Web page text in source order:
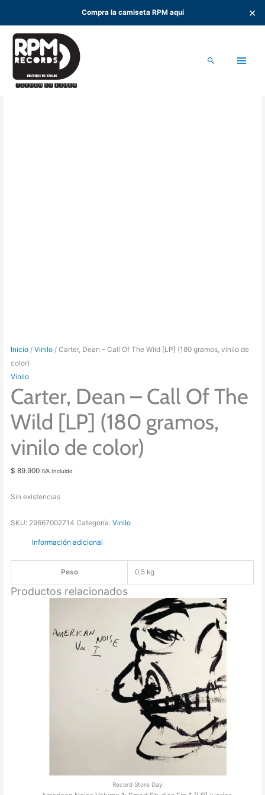
Compra la camiseta RPM aquí ✕
contenido
Buscar
Inicio /Vinilo / Carter, Dean – Call Of The Wild [LP] (180 gramos, vinilo de
color)
Vinilo
Carter, Dean – Call Of The
Wild [LP] (180 gramos,
vinilo de color)
$ 89.900 IVA Incluido
Sin existencias
SKU: 29667002714 Categoría:Vinilo
Información adicional
Peso 0,5 kg
Productos relacionados
Record Store Day